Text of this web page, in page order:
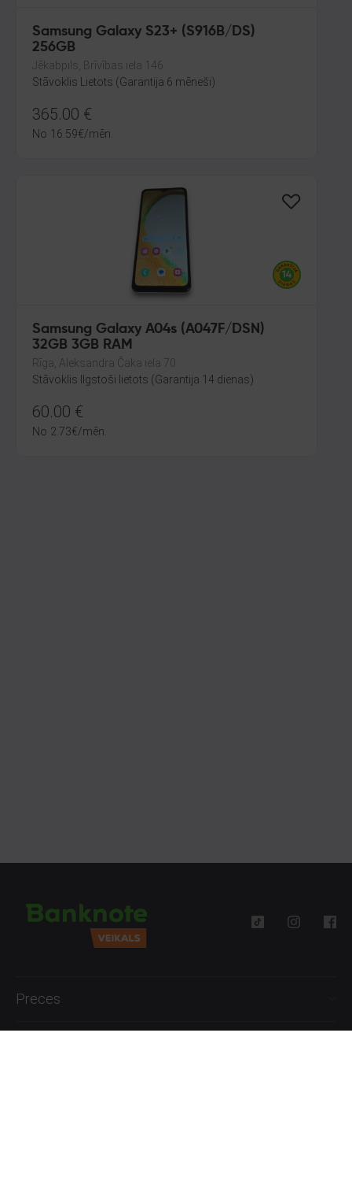
Samsung Galaxy S23+ (S916B/DS)
256GB
Jēkabpils, Brīvības iela 146
Stāvoklis Lietots (Garantija 6 mēneši)
365.00 €
No 16.59€/mēn.
Samsung Galaxy A04s (A047F/DSN)
32GB 3GB RAM
Rīga, Aleksandra Čaka iela 70
Stāvoklis Ilgstoši lietots (Garantija 14 dienas)
60.00 €
No 2.73€/mēn.
Preces